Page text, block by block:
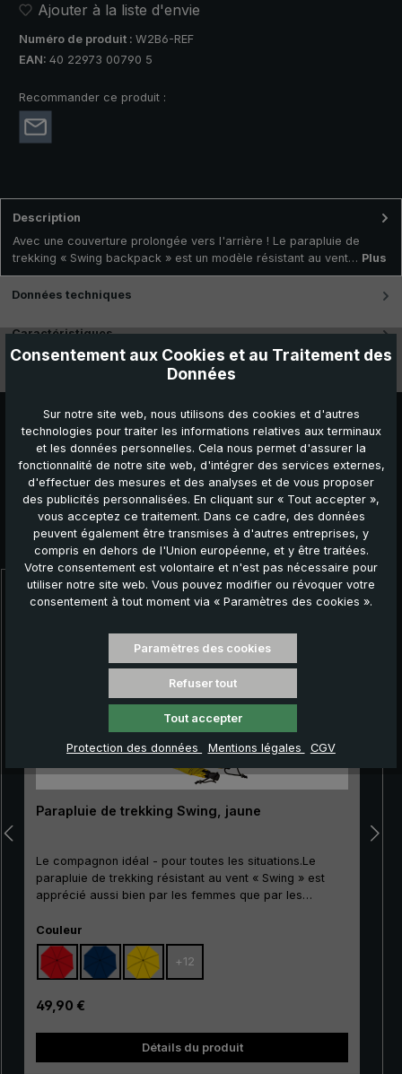
Ajouter à la liste d'envie
Numéro de produit : W2B6-REF
EAN: 40 22973 00790 5
Recommander ce produit :
Description
Avec une couverture prolongée vers l'arrière ! Le parapluie de
trekking « Swing backpack » est un modèle résistant au vent… Plus
Données techniques
Caractéristiques
Ignorer la galerie de produits
Autres produits que vous pourriez aimer :
Parapluie de trekking Swing, jaune
Le compagnon idéal - pour toutes les situations.Le
parapluie de trekking résistant au vent « Swing » est
apprécié aussi bien par les femmes que par les
son bon rapport qualité-prix, ce classique convient
particulièrement bien comme modèle d'entrée de
gamme. Ses baleines à 100 % en fibre de verre sont
très flexible et se distinguent par leur excellente
stabilité et leur finition haut de gamme. Grâce à
l'utilisation de matériaux innovants, le « Swing » est en
outre très léger et peut donc être porté
confortablement à la main. Qu'il s'agisse d'une courte
averse ou d'une pluie persistante, le très populaire
Sélectionnez
Couleur
+ 12
Prix régulier :
49,90 €
Détails du produit
Consentement aux Cookies et au Traitement des
Données
Sur notre site web, nous utilisons des cookies et d'autres
technologies pour traiter les informations relatives aux terminaux
et les données personnelles. Cela nous permet d'assurer la
fonctionnalité de notre site web, d'intégrer des services externes,
d'effectuer des mesures et des analyses et de vous proposer
des publicités personnalisées. En cliquant sur « Tout accepter »,
vous acceptez ce traitement. Dans ce cadre, des données
peuvent également être transmises à d'autres entreprises, y
compris en dehors de l'Union européenne, et y être traitées.
Votre consentement est volontaire et n'est pas nécessaire pour
utiliser notre site web. Vous pouvez modifier ou révoquer votre
consentement à tout moment via « Paramètres des cookies ».
Paramètres des cookies
Refuser tout
Tout accepter
Protection des données Mentions légales CGV